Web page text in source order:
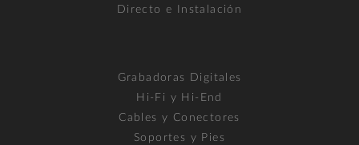
Directo e Instalación
Grabadoras Digitales
Hi-Fi y Hi-End
Cables y Conectores
Soportes y Pies